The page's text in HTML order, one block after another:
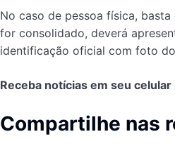
No caso de pessoa física,
for consolidado, deverá
identificação oficial com foto
Receba notícias em seu
Compartilhe nas